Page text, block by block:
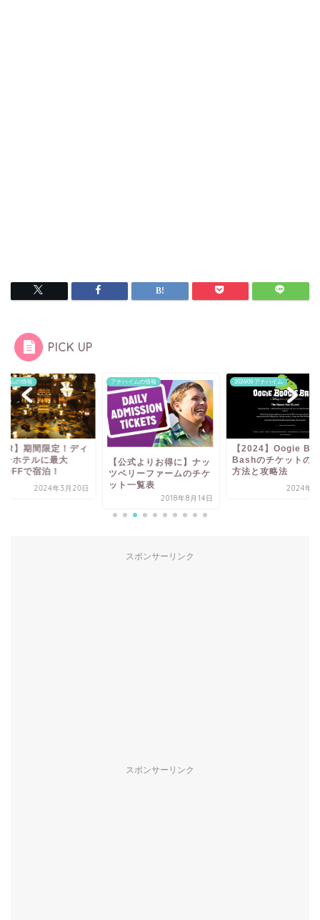
PICK UP
イムの情報
】期間限定！ディ
ーホテルに最大
で宿泊！
2024年3月20日
アナハイムの情報
【公式よりお得に】ナッ
ツベリーファームのチケ
ット一覧表
2018年8月14日
2024/09 アナハイム
【2024】Oogie
Bashのチケットの
方法と攻略法
2024年9
スポンサーリンク
スポンサーリンク